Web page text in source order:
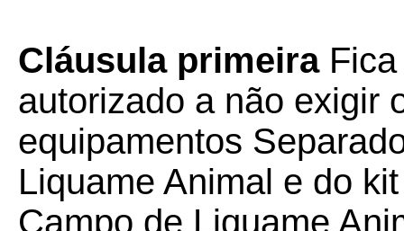
Cláusula primeira
autorizado a não exigir
equipamentos
Liquame Animal e do
Campo de Liquame